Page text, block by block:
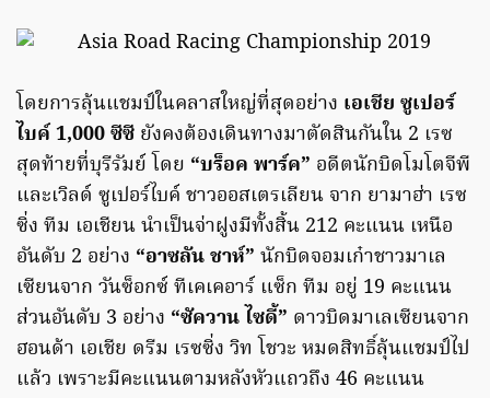
โดยการลุ้นแชมป์ในคลาสใหญ่ที่สุดอย่าง เอเชีย ซูเปอร์
ไบค์1,000ซีซี ยังคงต้องเดินทางมาตัดสินกันใน 2 เรซ
สุดท้ายที่บุรีรัมย์ โดย “บร็อค พาร์ค” อดีตนักบิดโมโตจีพี
และเวิลด์ ซูเปอร์ไบค์ ชาวออสเตรเลียน จาก ยามาฮ่า เรซ
ซิ่ง ทีม เอเชียน นำเป็นจ่าฝูงมีทั้งสิ้น 212 คะแนน เหนือ
อันดับ 2 อย่าง “อาซลัน ชาห์” นักบิดจอมเก๋าชาวมาเล
เซียนจาก วันซ็อกซ์ ทีเคเคอาร์ แซ็ก ทีม อยู่ 19 คะแนน
ส่วนอันดับ 3 อย่าง “ซัควาน ไซดี้” ดาวบิดมาเลเซียนจาก
ฮอนด้า เอเชีย ดรีม เรซซิ่ง วิท โชวะ หมดสิทธิ์ลุ้นแชมป์ไป
แล้ว เพราะมีคะแนนตามหลังหัวแถวถึง 46 คะแนน